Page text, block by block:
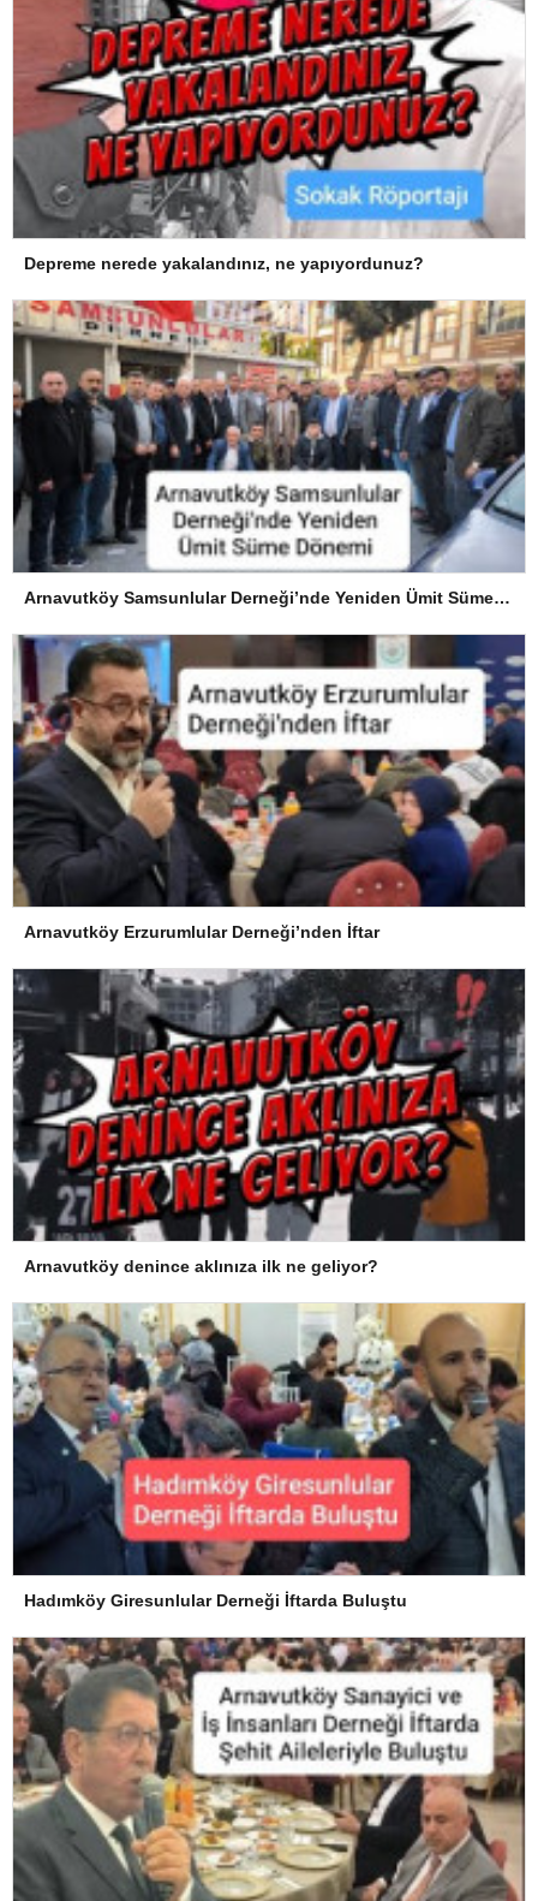
Depreme nerede yakalandınız, ne yapıyordunuz?
Arnavutköy Samsunlular Derneği’nde Yeniden Ümit Süme Dönemi
Arnavutköy Erzurumlular Derneği’nden İftar
Arnavutköy denince aklınıza ilk ne geliyor?
Hadımköy Giresunlular Derneği İftarda Buluştu